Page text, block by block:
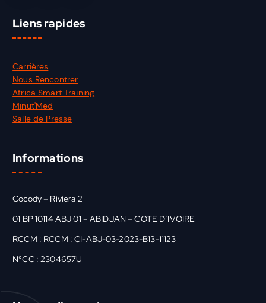
Liens rapides
Carrières
Nous Rencontrer
Africa Smart Training
Minut'Med
Salle de Presse
Informations
Cocody – Riviera 2
01 BP 10114 ABJ 01 – ABIDJAN – COTE D’IVOIRE
RCCM : RCCM : CI-ABJ-03-2023-B13-11123
N°CC : 2304657U